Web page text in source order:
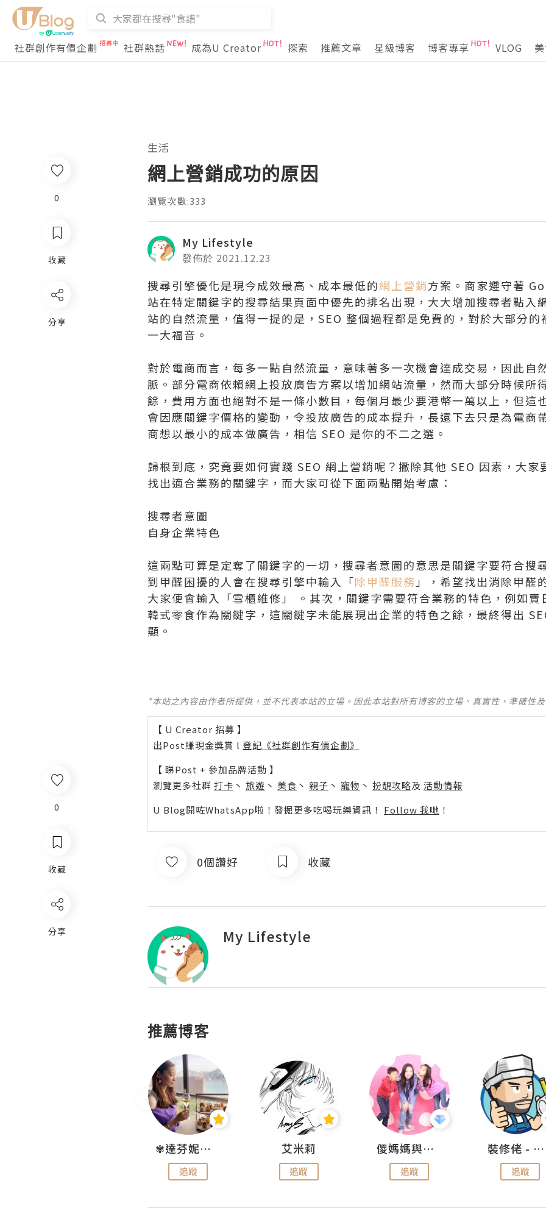
社群創作有價企劃 社群熱話 成為U Creator 探索 推薦文章 星級博客 博客專享 VLOG
0
收藏
分享
生活
網上營銷成功的原因
瀏覽次數:333
My Lifestyle
發佈於 2021.12.23
搜尋引擎優化是現今成效最高、成本最低的網上營銷方案。商家遵守著
站在特定關鍵字的搜尋結果頁面中優先的排名出現，大大增加搜尋者點入
站的自然流量，值得一提的是，SEO 整個過程都是免費的，對於大部分
一大福音。
對於電商而言，每多一點自然流量，意味著多一次機會達成交易，因此自
脈。部分電商依賴網上投放廣告方案以增加網站流量，然而大部分時候所
餘，費用方面也絕對不是一條小數目，每個月最少要港幣一萬以上，但這
會因應關鍵字價格的變動，令投放廣告的成本提升，長遠下去只是為電商
商想以最小的成本做廣告，相信 SEO 是你的不二之選。
歸根到底，究竟要如何實踐 SEO 網上營銷呢？撇除其他 SEO 因素，大
找出適合業務的關鍵字，而大家可從下面兩點開始考慮：
搜尋者意圖
自身企業特色
這兩點可算是定奪了關鍵字的一切，搜尋者意圖的意思是關鍵字要符合搜
到甲醛困擾的人會在搜尋引擎中輸入「除甲醛服務 」，希望找出消除甲醛
大家便會輸入「雪櫃維修」 。其次，關鍵字需要符合業務的特色，例如
韓式零食作為關鍵字，這關鍵字未能展現出企業的特色之餘，最終得出
顯。
*本站之內容由作者所提供，並不代表本站的立場。因此本站對所有博客的立場、真實性、準確性
【 U Creator 招募 】
出Post賺現金獎賞 l 登記《社群創作有價企劃》
【 睇Post + 參加品牌活動 】
瀏覽更多社群 打卡 丶 旅遊 丶 美食 丶 親子 丶 寵物 丶 扮靚攻略及 活動情報
U Blog開咗WhatsApp啦！發掘更多吃喝玩樂資訊！ Follow 我哋 ！
0個讚好 收藏
My Lifestyle
推薦博客
✾達芬妮•愛孩子•愛生活✾
追蹤
艾米莉
追蹤
儍媽媽與兩隻小魔怪之家
追蹤
裝修佬 - 香港一站式網上裝修平台
追蹤
0
收藏
分享